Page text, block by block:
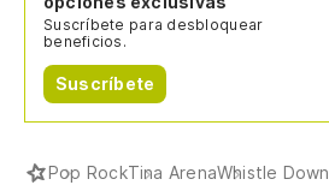
Suscríbete para desbloquear
beneficios.
Suscríbete
Pop RockTina ArenaWhistle